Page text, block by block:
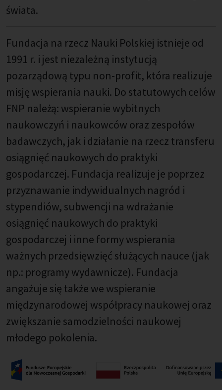
świata.
Fundacja na rzecz Nauki Polskiej istnieje od
1991 r. i jest niezależną instytucją
pozarządową typu non-profit, która realizuje
misję wspierania nauki. Do statutowych celów
FNP należą: wspieranie wybitnych
naukowczyń i naukowców oraz zespołów
badawczych, jak i działanie na rzecz transferu
osiągnięć naukowych do praktyki
gospodarczej. Fundacja realizuje je poprzez
przyznawanie indywidualnych nagród i
stypendiów, subwencji na wdrażanie
osiągnięć naukowych do praktyki
gospodarczej i inne formy wspierania
ważnych przedsięwzięć służących nauce (jak
np.: programy wydawnicze). Fundacja
angażuje się także we wspieranie
międzynarodowej współpracy naukowej oraz
zwiększanie samodzielności naukowej
młodego pokolenia.